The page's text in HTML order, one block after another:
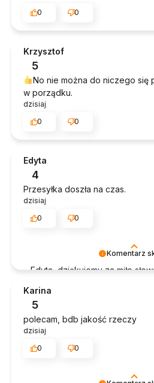
0
0
Krzysztof
5
No nie można do niczego się
w porządku.
dzisiaj
0
0
Komentarz
Edyta, dziękujemy za miłe
możemy zapewnić
świetnym klientom. Dziękujemy
Edyta
4
Przesyłka doszła na czas.
dzisiaj
0
0
Karina
5
polecam, bdb jakość rzeczy
dzisiaj
0
0